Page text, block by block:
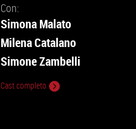
Con:
Simona Malato
Milena Catalano
Simone Zambelli
Cast completo